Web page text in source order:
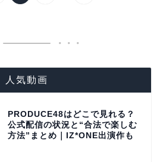
人気動画
PRODUCE48はどこで見れる？
公式配信の状況と“合法で楽しむ
方法”まとめ｜IZ*ONE出演作も